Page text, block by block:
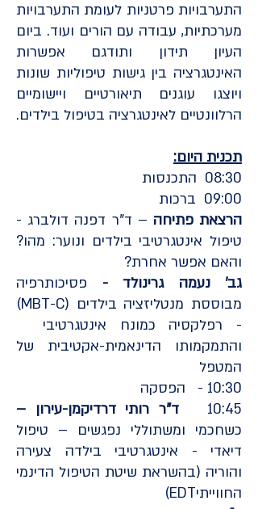
התערבויות פרטניות לעומת התערבויות
מערכתיות, עבודה עם הורים ועוד. ביום
העיון תידון ותודגם אפשרות
האינטגרציה בין גישות טיפוליות שונות
ויוצגו עוגנים תיאורטיים ויישומיים
הרלוונטיים לאינטגרציה בטיפול בילדים.
תכנית היום:
08:30 התכנסות
09:00 ברכות
הרצאת פתיחה – ד"ר דפנה דולברג -
טיפול אינטגרטיבי בילדים ונוער: מהו?
והאם אפשר אחרת?
גב' נעמה גרינולד - פסיכותרפיה
מבוססת מנטליזציה בילדים (MBT-C)
­- רפלקסיה כמונח אינטגרטיבי
והתמקמותו הדינאמית-אקטיבית של
המטפל
10:30 - הפסקה
10:45
ד"ר רותי דרדיקמן-עירון –
כשחכמי ומשתוללי נפגשים – טיפול
דיאדי - אינטגרטיבי בילדה צעירה
והוריה (בהשראת שיטת הטיפול הדינמי
החווייתיEDT)